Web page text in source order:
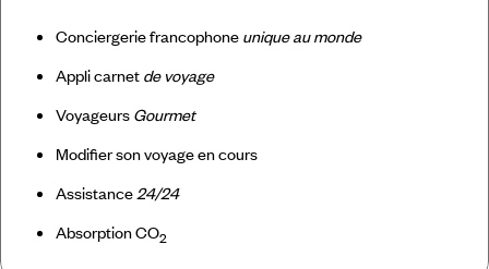
Conciergerie francophone unique au monde
Appli carnet de voyage
Voyageurs Gourmet
Modifier son voyage en cours
Assistance24/24
Absorption CO2